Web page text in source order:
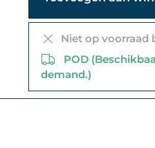
Niet op voorraad
POD
demand.)